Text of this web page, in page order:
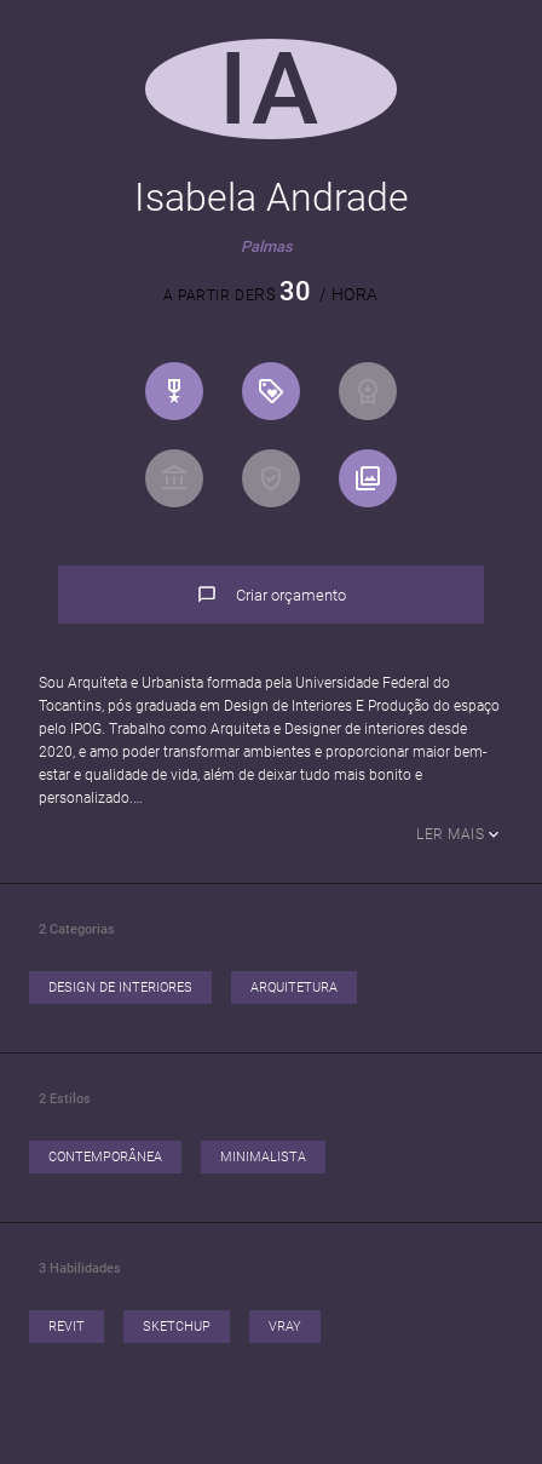
IA
Isabela Andrade
Palmas
A PARTIR DER$ 30 / HORA
Criar orçamento
Sou Arquiteta e Urbanista formada pela Universidade Federal do
Tocantins, pós graduada em Design de Interiores E Produção do espaço
pelo IPOG. Trabalho como Arquiteta e Designer de interiores desde
2020, e amo poder transformar ambientes e proporcionar maior bem-
estar e qualidade de vida, além de deixar tudo mais bonito e
personalizado.
conforto e viabilidade, pois de nada adianta um projeto bonito que não
LER MAIS
2 Categorias
DESIGN DE INTERIORES ARQUITETURA
2 Estilos
CONTEMPORÂNEA MINIMALISTA
3 Habilidades
REVIT SKETCHUP VRAY